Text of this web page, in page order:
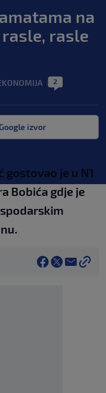
na
rasle, rasle
2
izvor
gostovao je u N1
Bobića gdje je